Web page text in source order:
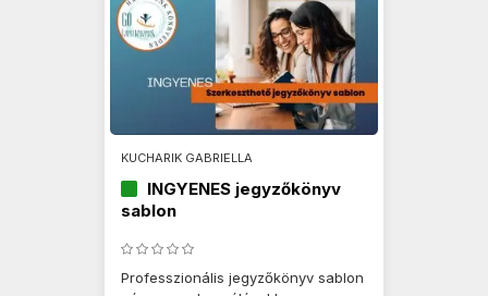
KUCHARIK GABRIELLA
INGYENES jegyzőkönyv
sablon
Professzionális jegyzőkönyv sablon